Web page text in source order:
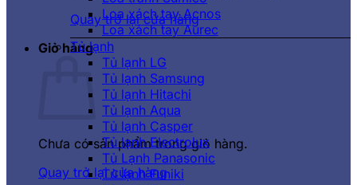
Quay trở lại cửa hàng
Giỏ hàng
Chưa có sản phẩm trong giỏ hàng.
Quay trở lại cửa hàng
Loa xách tay Acnos
Loa xách tay Aurec
Tủ lạnh
Tủ lạnh LG
Tủ lạnh Samsung
Tủ lạnh Hitachi
Tủ lạnh Aqua
Tủ lạnh Casper
Tủ lạnh Electrolux
Tủ Lạnh Panasonic
Tủ lạnh Funiki